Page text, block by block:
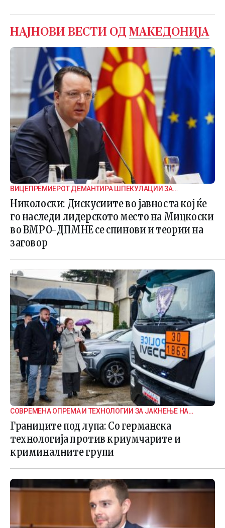
НАЈНОВИ ВЕСТИ ОД МАКЕДОНИЈА
ВИЦЕПРЕМИЕРОТ ДЕМАНТИРА ШПЕКУЛАЦИИ ЗА
ВНАТРЕПАРТИСКИ ПОДЕЛБИ
Николоски: Дискусиите во јавноста кој ќе
го наследи лидерското место на Мицкоски
во ВМРО-ДПМНЕ се спинови и теории на
заговор
СОВРЕМЕНА ОПРЕМА И ТЕХНОЛОГИИ ЗА ЈАКНЕЊЕ НА
ГРАНИЧНАТА БЕЗБЕДНОСТ
Границите под лупа: Со германска
технологија против криумчарите и
криминалните групи